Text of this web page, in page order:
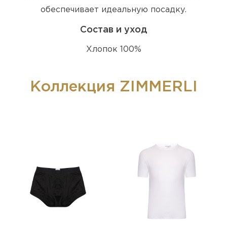
обеспечивает идеальную посадку.
Состав и уход
Хлопок 100%
Коллекция ZIMMERLI